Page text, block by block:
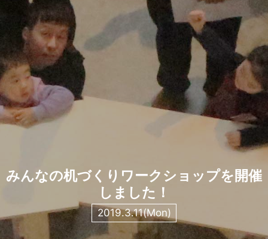
みんなの机づくりワークショップを開催
しました！
2019.3.11(Mon)